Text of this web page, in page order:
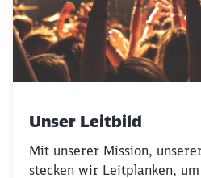
Unser Leitbild
Mit unserer Mission,
stecken wir Leitplanken,